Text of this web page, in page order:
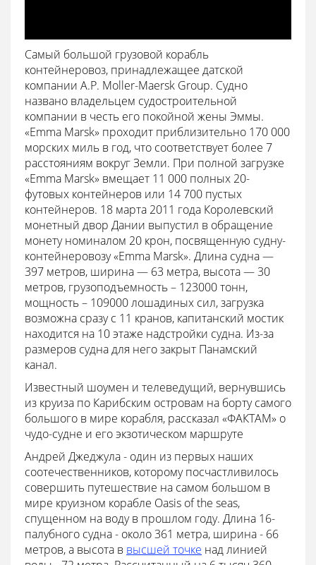
Самый большой грузовой корабль
контейнеровоз, принадлежащее датской
компании A.P. Moller-Maersk Group. Судно
названо владельцем судостроительной
компании в честь его покойной жены Эммы.
«Emma Marsk» проходит приблизительно 170 000
морских миль в год, что соответствует более 7
расстояниям вокруг Земли. При полной загрузке
«Emma Marsk» вмещает 11 000 полных 20-
футовых контейнеров или 14 700 пустых
контейнеров. 18 марта 2011 года Королевский
монетный двор Дании выпустил в обращение
монету номиналом 20 крон, посвященную судну-
контейнеровозу «Emma Marsk». Длина судна —
397 метров, ширина — 63 метра, высота — 30
метров, грузоподъемность – 123000 тонн,
мощность – 109000 лошадиных сил, загрузка
возможна сразу с 11 кранов, капитанский мостик
находится на 10 этаже надстройки судна. Из-за
размеров судна для него закрыт Панамский
канал.
Известный шоумен и телеведущий, вернувшись
из круиза по Карибским островам на борту самого
большого в мире корабля, рассказал «ФАКТАМ» о
чудо-судне и его экзотическом маршруте
Андрей Джеджула - один из первых наших
соотечественников, которому посчастливилось
совершить путешествие на самом большом в
мире круизном корабле Oasis of the seas,
спущенном на воду в прошлом году. Длина 16-
палубного судна - около 361 метра, ширина - 66
метров, а высота в высшей точке над линией